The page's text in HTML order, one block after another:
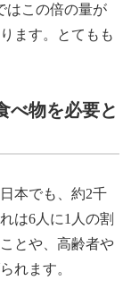
はこの倍の量が
ます。とてもも
べ物を必要と
本でも、約2千
は6人に1人の割
とや、高齢者や
れます。